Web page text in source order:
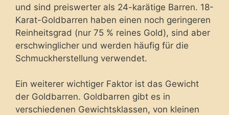
und sind preiswerter als 24-karätige Barren. 18-
Karat-Goldbarren haben einen noch geringeren
Reinheitsgrad (nur 75 % reines Gold), sind aber
erschwinglicher und werden häufig für die
Schmuckherstellung verwendet.
Ein weiterer wichtiger Faktor ist das Gewicht
der Goldbarren. Goldbarren gibt es in
verschiedenen Gewichtsklassen, von kleinen